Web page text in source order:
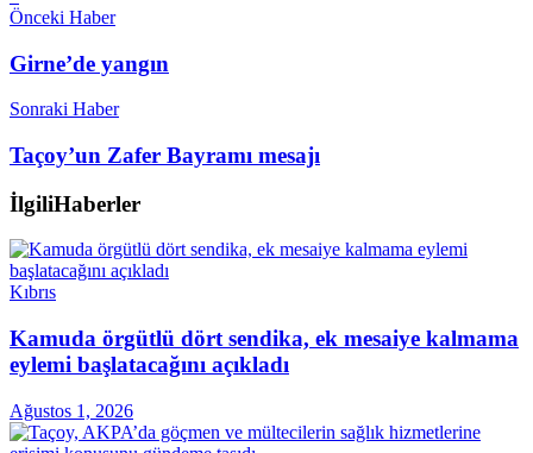
Önceki Haber
Girne’de yangın
Sonraki Haber
Taçoy’un Zafer Bayramı mesajı
İlgiliHaberler
Kıbrıs
Kamuda örgütlü dört sendika, ek mesaiye kalmama
eylemi başlatacağını açıkladı
Ağustos 1, 2026